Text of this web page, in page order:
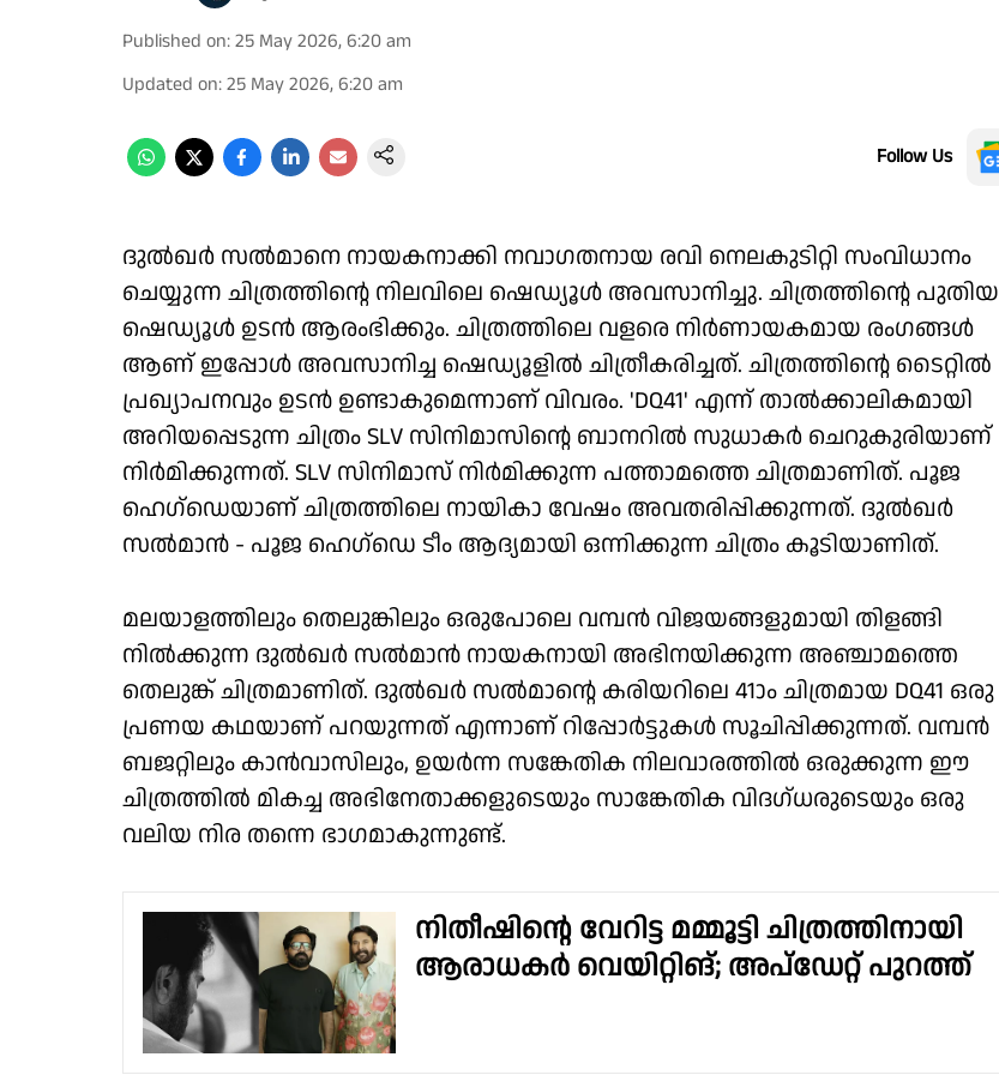
Published on:25 May 2026, 6:20 am
Updated on:25 May 2026, 6:20 am
Follow Us
ദുൽഖർ സൽമാനെ നായകനാക്കി നവാഗതനായ രവി നെലകുടിറ്റി സംവിധാനം
ചെയ്യുന്ന ചിത്രത്തിന്റെ നിലവിലെ ഷെഡ്യൂൾ അവസാനിച്ചു. ചിത്രത്തിന്റെ പുതിയ
ഷെഡ്യൂൾ ഉടൻ ആരംഭിക്കും. ചിത്രത്തിലെ വളരെ നിർണായകമായ രംഗങ്ങൾ
ആണ് ഇപ്പോൾ അവസാനിച്ച ഷെഡ്യൂളിൽ ചിത്രീകരിച്ചത്. ചിത്രത്തിന്റെ ടൈറ്റിൽ
പ്രഖ്യാപനവും ഉടൻ ഉണ്ടാകുമെന്നാണ് വിവരം. 'DQ41' എന്ന് താൽക്കാലികമായി
അറിയപ്പെടുന്ന ചിത്രം SLV സിനിമാസിന്റെ ബാനറിൽ സുധാകർ ചെറുകുരിയാണ്
നിർമിക്കുന്നത്. SLV സിനിമാസ് നിർമിക്കുന്ന പത്താമത്തെ ചിത്രമാണിത്. പൂജ
ഹെഗ്‌ഡെയാണ് ചിത്രത്തിലെ നായികാ വേഷം അവതരിപ്പിക്കുന്നത്. ദുൽഖർ
സൽമാൻ - പൂജ ഹെഗ്ഡെ ടീം ആദ്യമായി ഒന്നിക്കുന്ന ചിത്രം കൂടിയാണിത്.
മലയാളത്തിലും തെലുങ്കിലും ഒരുപോലെ വമ്പൻ വിജയങ്ങളുമായി തിളങ്ങി
നിൽക്കുന്ന ദുൽഖർ സൽമാൻ നായകനായി അഭിനയിക്കുന്ന അഞ്ചാമത്തെ
തെലുങ്ക് ചിത്രമാണിത്. ദുൽഖർ സൽമാന്റെ കരിയറിലെ 41ാം ചിത്രമായ DQ41 ഒരു
പ്രണയ കഥയാണ് പറയുന്നത് എന്നാണ് റിപ്പോർട്ടുകൾ സൂചിപ്പിക്കുന്നത്. വമ്പൻ
ബജറ്റിലും കാൻവാസിലും, ഉയർന്ന സങ്കേതിക നിലവാരത്തിൽ ഒരുക്കുന്ന ഈ
ചിത്രത്തിൽ മികച്ച അഭിനേതാക്കളുടെയും സാങ്കേതിക വിദഗ്ധരുടെയും ഒരു
വലിയ നിര തന്നെ ഭാഗമാകുന്നുണ്ട്.
നിതീഷിന്റെ വേറിട്ട മമ്മൂട്ടി ചിത്രത്തിനായി
ആരാധകർ വെയിറ്റിങ്; അപ്ഡേറ്റ് പുറത്ത്